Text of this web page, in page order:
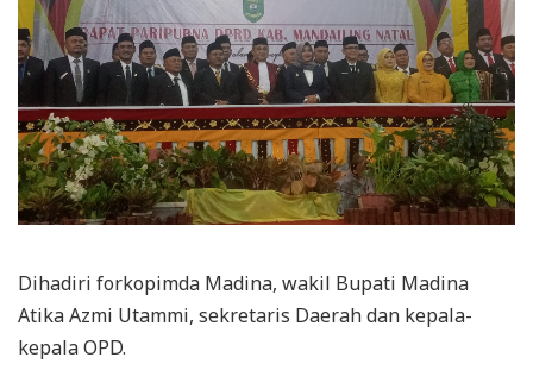
Dihadiri forkopimda Madina, wakil Bupati Madina
Atika Azmi Utammi, sekretaris Daerah dan kepala-
kepala OPD.